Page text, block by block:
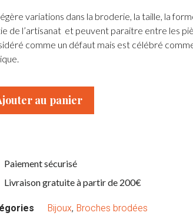
variations dans la broderie, la taille, la
de l’artisanat et peuvent paraitre entre les
comme un défaut mais est célébré
au panier
Paiement sécurisé
Livraison gratuite à partir de 200€
Bijoux, Broches brodées